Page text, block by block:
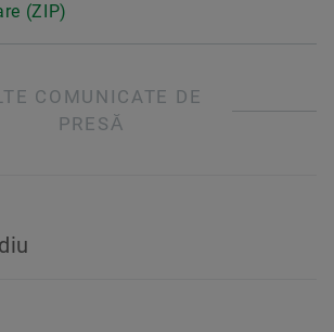
(ZIP)
COMUNICATE DE
PRESĂ